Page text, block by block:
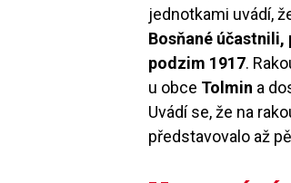
jednotkami uvádí,
Bosňané
podzim 1917.
u obce Tolmin a
Uvádí se, že na
představovalo až